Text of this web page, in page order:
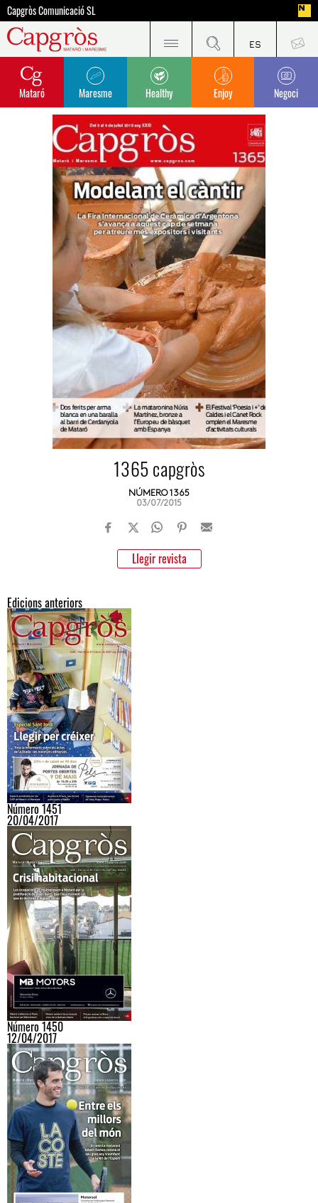
Capgròs Comunicació SL
Mataró Maresme Healthy Enjoy Negoci
1365 capgròs
NÚMERO 1365
03/07/2015
Llegir revista
Edicions anteriors
Número 1451
20/04/2017
Número 1450
12/04/2017